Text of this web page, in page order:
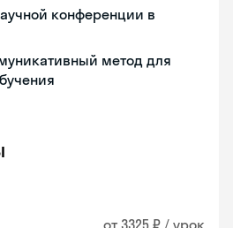
конференции в
метод для
от 3325 ₽ / урок